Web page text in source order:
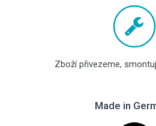
Zboží přivezeme,
Made in